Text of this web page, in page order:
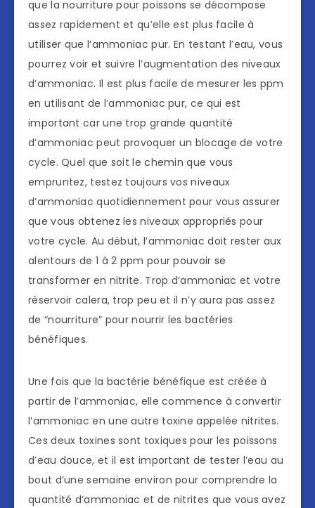
que la nourriture pour poissons se décompose
assez rapidement et qu’elle est plus facile à
utiliser que l’ammoniac pur. En testant l’eau, vous
pourrez voir et suivre l’augmentation des niveaux
d’ammoniac. Il est plus facile de mesurer les ppm
en utilisant de l’ammoniac pur, ce qui est
important car une trop grande quantité
d’ammoniac peut provoquer un blocage de votre
cycle. Quel que soit le chemin que vous
empruntez, testez toujours vos niveaux
d’ammoniac quotidiennement pour vous assurer
que vous obtenez les niveaux appropriés pour
votre cycle. Au début, l’ammoniac doit rester aux
alentours de 1 à 2 ppm pour pouvoir se
transformer en nitrite. Trop d’ammoniac et votre
réservoir calera, trop peu et il n’y aura pas assez
de “nourriture” pour nourrir les bactéries
bénéfiques.
Une fois que la bactérie bénéfique est créée à
partir de l’ammoniac, elle commence à convertir
l’ammoniac en une autre toxine appelée nitrites.
Ces deux toxines sont toxiques pour les poissons
d’eau douce, et il est important de tester l’eau au
bout d’une semaine environ pour comprendre la
quantité d’ammoniac et de nitrites que vous avez